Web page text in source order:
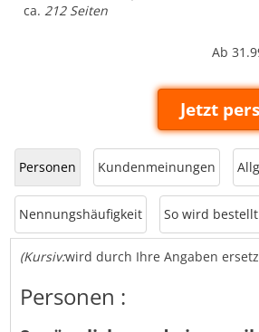
ca.212 Seiten
Ab
Jetzt
Personen Kundenmeinungen
Nennungshäufigkeit So wird bestellt
(Kursiv:wird durch Ihre Angaben
Personen :